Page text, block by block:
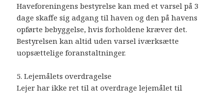
Haveforeningens bestyrelse kan med et varsel på 3
dage skaffe sig adgang til haven og den på havens
opførte bebyggelse, hvis forholdene kræver det.
Bestyrelsen kan altid uden varsel iværksætte
uopsættelige foranstaltninger.
5. Lejemålets overdragelse
Lejer har ikke ret til at overdrage lejemålet til